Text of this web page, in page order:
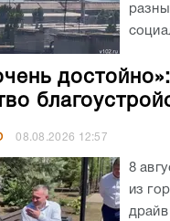
08.08.2026 12:57
8
из